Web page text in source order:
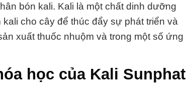
bón kali. Kali là một chất dinh dưỡng
cho cây để thúc đẩy sự phát triển và
xuất thuốc nhuộm và trong một số ứng
học của Kali Sunphat